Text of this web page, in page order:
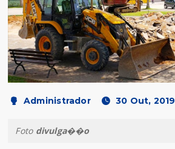
Administrador 30 Out, 2019
Foto divulga��o